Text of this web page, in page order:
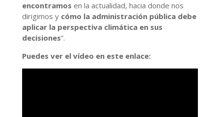
encontramos en la actualidad, hacia donde nos
dirigimos y cómo la administración pública debe
aplicar la perspectiva climática en sus
decisiones”.
Puedes ver el vídeo en este enlace: